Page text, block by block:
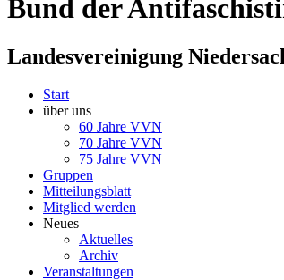
Bund der
Landesvereinigung
Start
über uns
60 Jahre VVN
70 Jahre VVN
75 Jahre VVN
Gruppen
Mitteilungsblatt
Mitglied werden
Neues
Aktuelles
Archiv
Veranstaltungen